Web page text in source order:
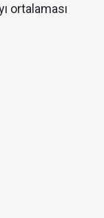
ortalaması